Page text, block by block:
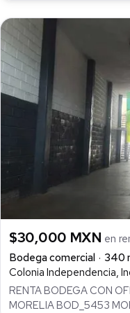
$30,000 MXN en
Bodega comercial
340
Colonia Independencia,
RENTA BODEGA CON
MORELIA BOD_5453